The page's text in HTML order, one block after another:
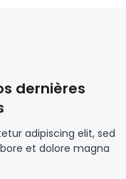
dernières
adipiscing elit, sed
et dolore magna